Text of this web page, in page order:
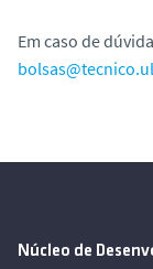
Em caso de
Núcleo de